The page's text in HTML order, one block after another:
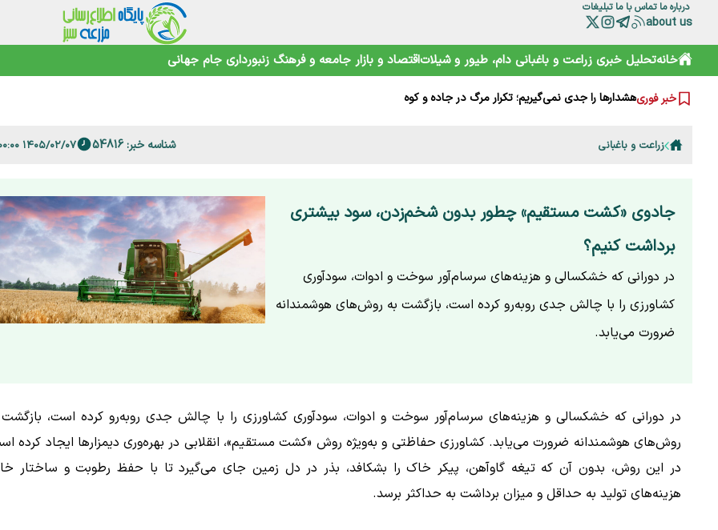
درباره ما تماس با ما تبلیغات
about us
خانهتحلیل خبری زراعت و باغبانی دام، طیور و شیلاتاقتصاد و بازار جامعه و فرهنگ زنبورداری جام جهانی
خبر فوری
چرا مصرف نان سبوس‌دار مفیدتر است؟
گرانی‌های فعلی نتیجه جنگ است یا بی‌تدبیری؟ پاسخ صریح لاهوتی
خامیز؛ کارپاچیوی ۱۵۰۰ ساله ساسانی که شما را غافلگیر می‌کند!
رمزگشایی از سند آکتائو؛ سهم ایران از دریای خزر چقدر است؟
سقوط آزاد گردشگری ایران؛ قربانی رانت دولتی و تحریم
هشدارها را جدی نمی‌گیریم؛ تکرار مرگ در جاده و کوه
شارژ کالابرگ الکترونیکی مرداد آغاز شد
زراعت و باغبانی شناسه خبر: 54816 ۱۴۰۵/۰۲/۰۷ ۱۵:۰۰:۰۰
جادوی «کشت مستقیم» چطور بدون شخم‌زدن، سود بیشتری
برداشت کنیم؟
در دورانی که خشکسالی و هزینه‌های سرسام‌آور سوخت و ادوات، سودآوری
کشاورزی را با چالش جدی روبه‌رو کرده است، بازگشت به روش‌های هوشمندانه
ضرورت می‌یابد.
در دورانی که خشکسالی و هزینه‌های سرسام‌آور سوخت و ادوات، سودآوری کشاورزی را با چالش جدی روبه‌رو کرده است،
روش‌های هوشمندانه ضرورت می‌یابد. کشاورزی حفاظتی و به‌ویژه روش «کشت مستقیم»، انقلابی در بهره‌وری دیمزارها ایجاد کرده
در این روش، بدون آن که تیغه گاوآهن، پیکر خاک را بشکافد، بذر در دل زمین جای می‌گیرد تا با حفظ رطوبت و ساختار
هزینه‌های تولید به حداقل و میزان برداشت به حداکثر برسد.